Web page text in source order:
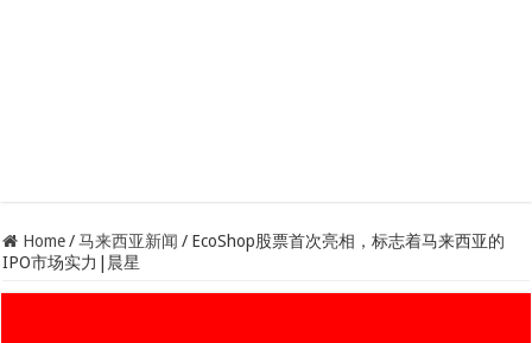
Home / 马来西亚新闻 / EcoShop股票首次亮相，标志着马来西亚的
IPO市场实力|晨星